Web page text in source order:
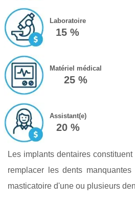
Laboratoire
15 %
Matériel médical
25 %
Assistant(e)
20 %
Les implants dentaires
remplacer les dents
masticatoire d'une ou plusieurs